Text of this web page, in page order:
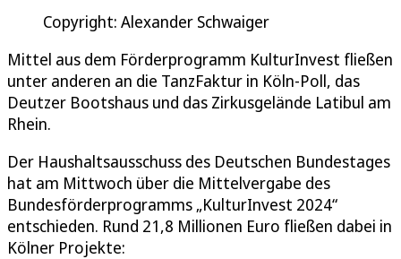
Copyright: Alexander Schwaiger
Mittel aus dem Förderprogramm KulturInvest fließen
unter anderen an die TanzFaktur in Köln-Poll, das
Deutzer Bootshaus und das Zirkusgelände Latibul am
Rhein.
Der Haushaltsausschuss des Deutschen Bundestages
hat am Mittwoch über die Mittelvergabe des
Bundesförderprogramms „KulturInvest 2024“
entschieden. Rund 21,8 Millionen Euro fließen dabei in
Kölner Projekte: